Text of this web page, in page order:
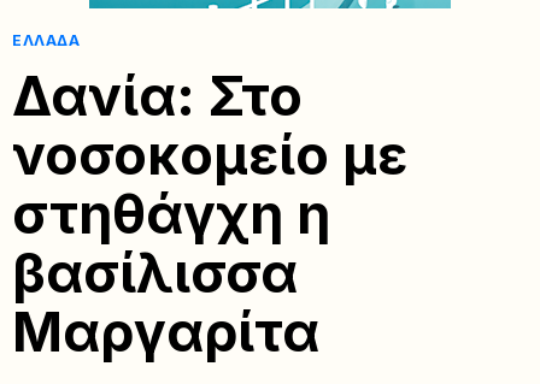
ΕΛΛΆΔΑ
Δανία: Στο
νοσοκομείο με
στηθάγχη η
βασίλισσα
Μαργαρίτα